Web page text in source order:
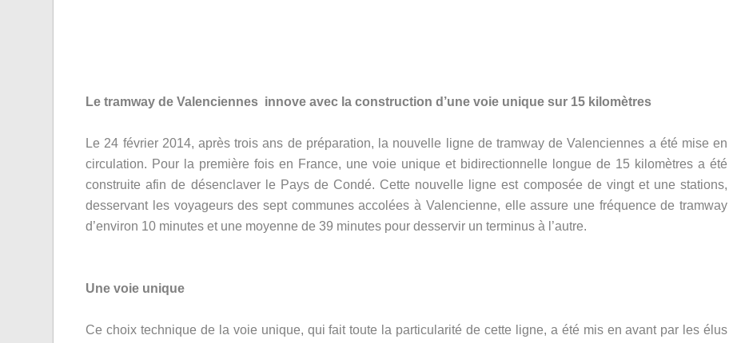
Le tramway de Valenciennes innove avec la construction d’une voie unique sur 15 kilomètres
Le 24 février 2014, après trois ans de préparation, la nouvelle ligne de tramway de Valenciennes a été mise en
circulation. Pour la première fois en France, une voie unique et bidirectionnelle longue de 15 kilomètres a été
construite afin de désenclaver le Pays de Condé. Cette nouvelle ligne est composée de vingt et une stations,
desservant les voyageurs des sept communes accolées à Valencienne, elle assure une fréquence de tramway
d’environ 10 minutes et une moyenne de 39 minutes pour desservir un terminus à l’autre.
Une voie unique
Ce choix technique de la voie unique, qui fait toute la particularité de cette ligne, a été mis en avant par les élus